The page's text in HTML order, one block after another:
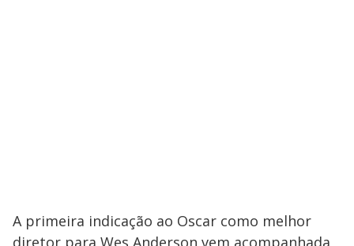
A primeira indicação ao Oscar como melhor
diretor para Wes Anderson vem acompanhada